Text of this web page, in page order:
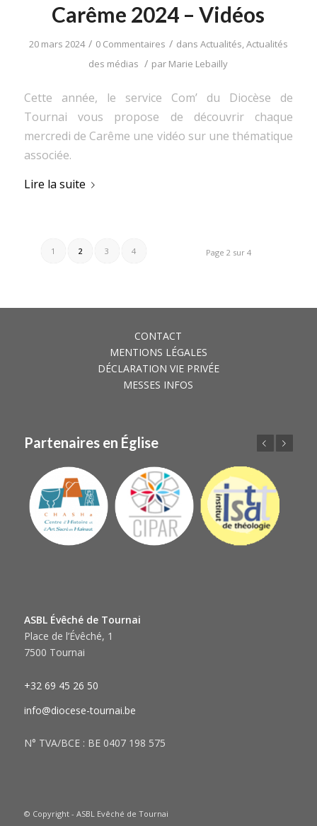
Carême 2024 – Vidéos
20 mars 2024 / 0 Commentaires / dans Actualités,Actualités
des médias / par Marie Lebailly
Cette année, le service Com’ du Diocèse de
Tournai vous propose de découvrir chaque
mercredi de Carême une vidéo sur une thématique
associée.
Lire la suite
Page 2 sur 4
1 2 3 4
CONTACT
MENTIONS LÉGALES
DÉCLARATION VIE PRIVÉE
MESSES INFOS
Partenaires en Église
ASBL Évêché de Tournai
Place de l’Évêché, 1
7500 Tournai
+32 69 45 26 50
info@diocese-tournai.be
N° TVA/BCE : BE 0407 198 575
© Copyright - ASBL Evêché de Tournai